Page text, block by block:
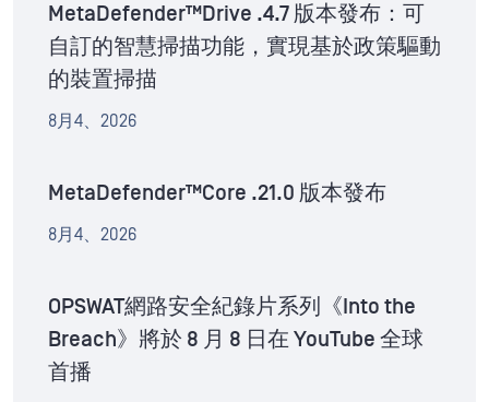
MetaDefender™Drive .4.7 版本發布：可
自訂的智慧掃描功能，實現基於政策驅動
的裝置掃描
8月4、2026
MetaDefender™Core .21.0 版本發布
8月4、2026
OPSWAT網路安全紀錄片系列《Into the
Breach》將於 8 月 8 日在 YouTube 全球
首播